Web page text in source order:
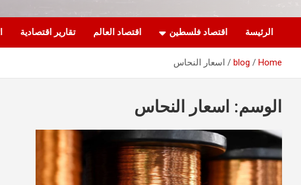
كواليس المال
الرئيسة اقتصاد فلسطين اقتصاد العالم تقارير اقتصادية
Home
blog اسعار النحاس
الوسم: اسعار النحاس